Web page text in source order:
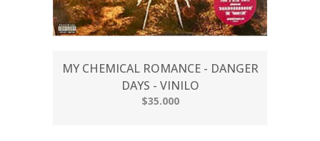
MY CHEMICAL ROMANCE - DANGER
DAYS - VINILO
$35.000